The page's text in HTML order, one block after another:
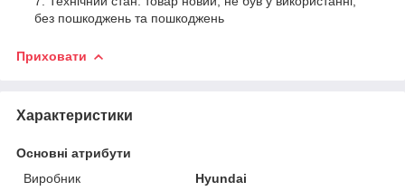
без пошкоджень та пошкоджень
Приховати
Характеристики
Основні атрибути
Виробник
Hyundai